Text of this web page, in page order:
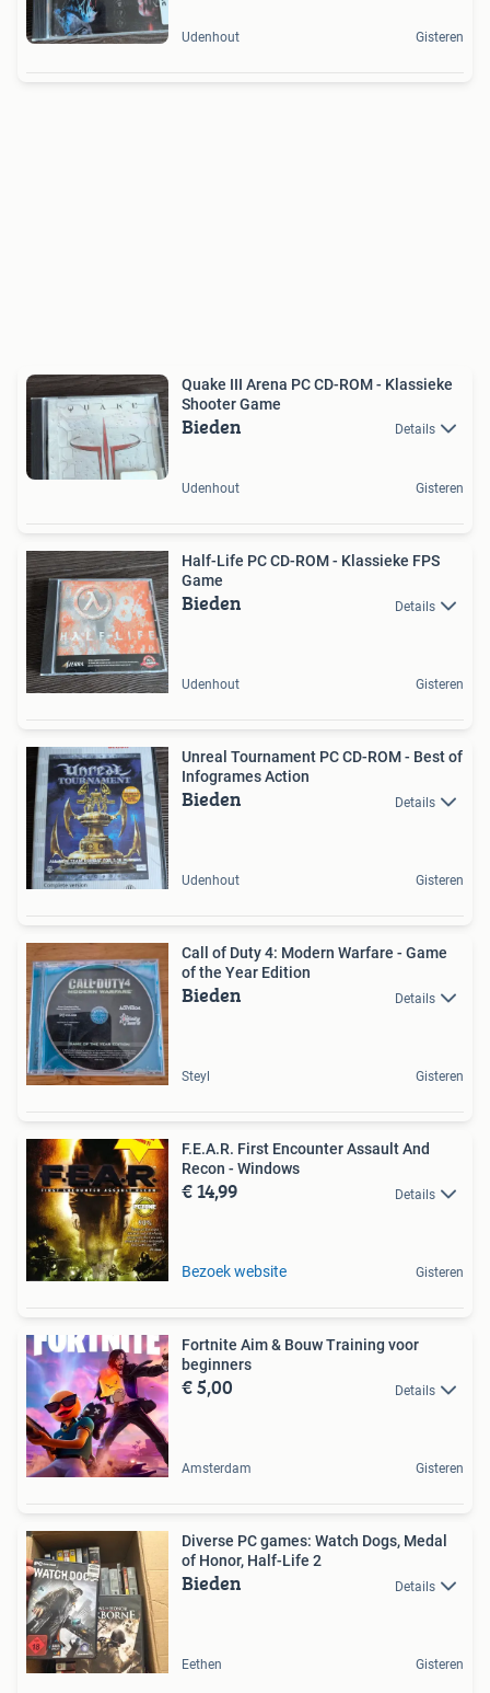
Udenhout Gisteren
Quake III Arena PC CD-ROM - Klassieke
Shooter Game
Bieden Details
Udenhout Gisteren
Half-Life PC CD-ROM - Klassieke FPS
Game
Bieden Details
Udenhout Gisteren
Unreal Tournament PC CD-ROM - Best of
Infogrames Action
Bieden Details
Udenhout Gisteren
Call of Duty 4: Modern Warfare - Game
of the Year Edition
Bieden Details
Steyl Gisteren
F.E.A.R. First Encounter Assault And
Recon - Windows
€ 14,99 Details
Bezoek website Gisteren
Fortnite Aim & Bouw Training voor
beginners
€ 5,00 Details
Amsterdam Gisteren
Diverse PC games: Watch Dogs, Medal
of Honor, Half-Life 2
Bieden Details
Eethen Gisteren